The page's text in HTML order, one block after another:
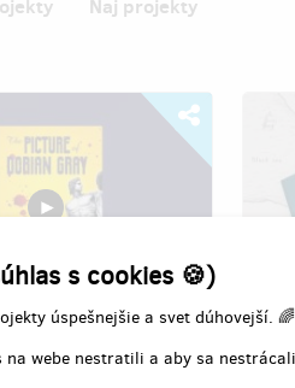
s cookies 🍪)
úspešnejšie a svet dúhovejší. 🌈
webe nestratili a aby sa nestrácali
Naj projekty
Dorian Gray
A